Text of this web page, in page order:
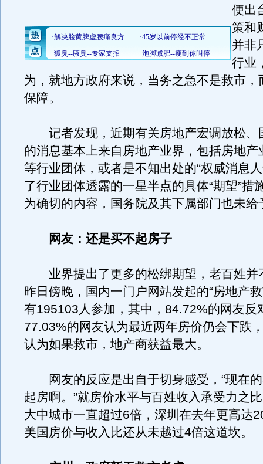
便出
策和
并非
行业
为，就地方政府来说，当务之急不是救市，
保障。
记者发现，近期有关房地产宏调放松、
的消息基本上来自房地产业界，包括房地产
等行业团体，或者是不知出处的“权威消息
了行业团体透露的一星半点的具体“期望”措
为确切的内容，国务院及其下属部门也未给
网友：还是买不起房子
业界提出了更多的松绑期望，老百姓并
昨日傍晚，国内一门户网站发起的“房地产
有195103人参加，其中，84.72%的网友反
77.03%的网友认为最近两年房价仍会下跌
认为如果救市，地产商获益最大。
网友的反应是出自于切身感受，“现在的
起房啊。”就房价水平与百姓收入承受力之
大中城市一直超过6倍，深圳在去年更高达
美国房价与收入比还从未越过4倍这道坎。